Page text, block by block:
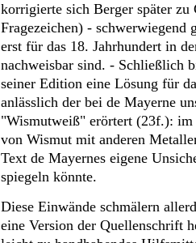
korrigierte sich Berger später
Fragezeichen) -
erst für das 18. Jahrhundert in
nachweisbar sind. - Schließlich
seiner Edition eine Lösung für
anlässlich der bei de Mayerne
"Wismutweiß" erörtert (23f.): im
von Wismut mit anderen
Text de Mayernes eigene
spiegeln könnte.
Diese Einwände schmälern
eine Version der Quellenschrift